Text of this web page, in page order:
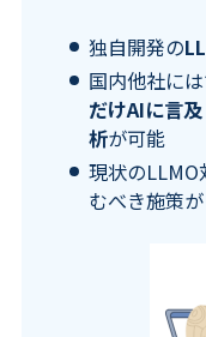
独自開発の
国内他社に
だけAIに言
析が可能
現状のLLMO
むべき施策